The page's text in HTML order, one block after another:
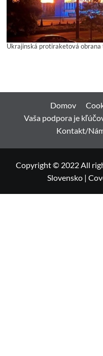
Ukrajinská protiraketová
Domov
Vaša podpora je
Kontakt/
Copyright © 2022 All
Slovensko |